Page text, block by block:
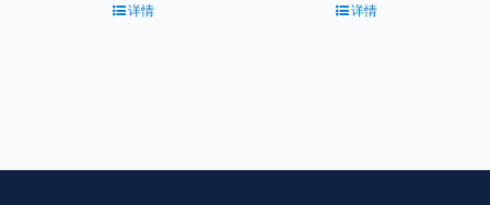
详情 详情